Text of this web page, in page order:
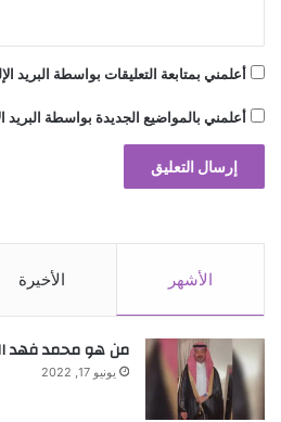
وتألق
أعلمني بمتابعة التعليقات بواسطة البريد
أعلمني بالمواضيع الجديدة بواسطة البريد
الأشهر الأخيرة
من هو محمد فهد
يونيو 17, 2022